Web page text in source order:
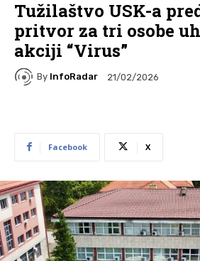
Tužilaštvo USK-a
pritvor za tri osobe
akciji “Virus”
By InfoRadar 21/02/2026
Facebook X